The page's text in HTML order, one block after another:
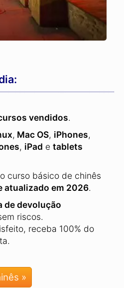
vendidos.
, Mac OS, iPhones,
, iPad e tablets
curso básico de chinês
atualizado em 2026.
de devolução
riscos.
receba 100% do
»